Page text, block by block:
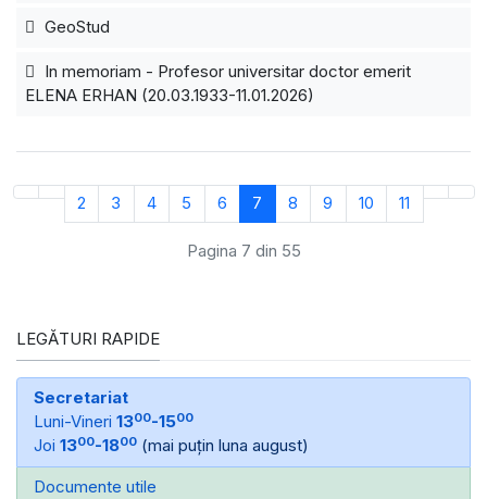
GeoStud
In memoriam - Profesor universitar doctor emerit
ELENA ERHAN (20.03.1933-11.01.2026)
2 3 4 5 6 7 8 9 10 11
Pagina 7 din 55
LEGĂTURI RAPIDE
Secretariat
Luni-Vineri 1300-1500
Joi 1300-1800 (mai puțin luna august)
Documente utile